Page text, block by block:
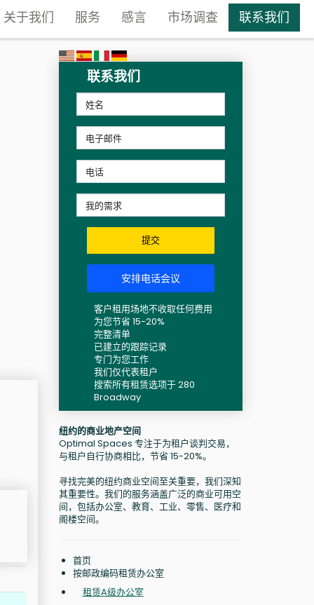
关于我们 服务 感言 市场调查 联系我们
联系我们
提交
安排电话会议
客户租用场地不收取任何费用
为您节省 15-20%
完整清单
已建立的跟踪记录
专门为您工作
我们仅代表租户
搜索所有租赁选项于 280
Broadway
纽约的商业地产空间
Optimal Spaces 专注于为租户谈判交易，
与租户自行协商相比，节省 15-20%。
寻找完美的纽约商业空间至关重要，我们深知
其重要性。我们的服务涵盖广泛的商业可用空
间，包括办公室、教育、工业、零售、医疗和
阁楼空间。
首页
按邮政编码租赁办公室
租赁A级办公室